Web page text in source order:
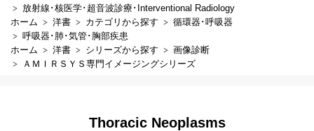
放射線･核医学･超音波診療･Interventional Radiology
ホーム
洋書 カテゴリから探す
循環器･呼吸器
呼吸器･肺･気管･胸部疾患
ホーム
洋書 シリーズから探す
画像診断
ＡＭＩＲＳＹＳ専門イメージングシリーズ
Thoracic Neoplasms